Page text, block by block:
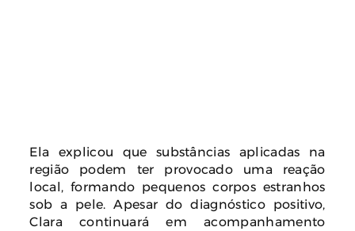
Ela explicou que substâncias aplicadas na
região podem ter provocado uma reação
local, formando pequenos corpos estranhos
sob a pele. Apesar do diagnóstico positivo,
Clara continuará em acompanhamento